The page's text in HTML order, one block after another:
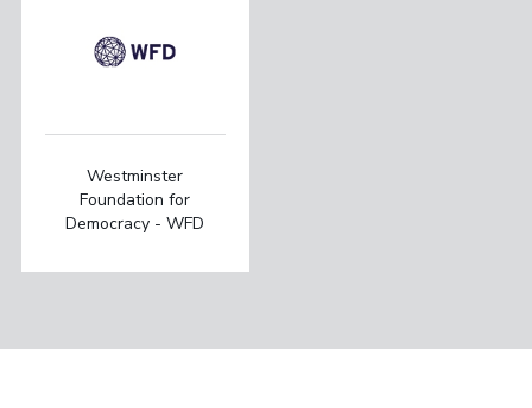
Westminster
Foundation for
Democracy - WFD